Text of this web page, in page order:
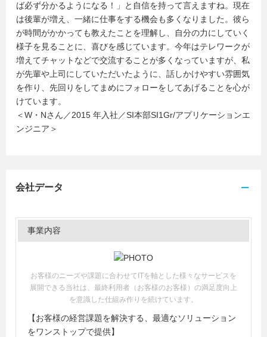
ば必ず分かるようになる！」と自信を持って言えますね。現在
は後輩が増え、一緒に仕事をする機会も多くなりました。彼ら
が時間がかかっても教えたことを理解し、自分の力にしていく
様子を見ることに、喜びを感じています。今年はテレワークが
増えてチャットなどで交流することが多くなっていますが、私
が先輩や上司にしていただいたように、話しかけやすい雰囲気
を作り、先回りをしてまめにフォローをしてあげることを心が
けています。
＜W・Nさん／2015 年入社／SI本部SI1Gr/アプリケーションエ
ンジニア＞
会社データ
事業内容
お客様のニーズや課題に合わせてITを軸とした様々なサービスを
展開できる当社は、最終利用者（お客様のお客様）の満足度向上
を意識した仕組み作りを続けています。
【お客様の経営課題を解決する、最適なソリューション
をワンストップで提供】